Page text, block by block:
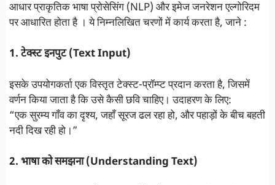
आधार प्राकृतिक भाषा प्रोसेसिंग (NLP) और इमेज जनरेशन एल्गोरिदम
पर आधारित होता है । ये निम्नलिखित चरणों में कार्य करता है, जाने :
1. टेक्स्ट इनपुट (Text Input)
इसके उपयोगकर्ता एक विस्तृत टेक्स्ट-प्रॉम्प्ट प्रदान करता है, जिसमें
वर्णन किया जाता है कि उसे कैसी छवि चाहिए। उदाहरण के लिए:
“एक सुरम्य गाँव का दृश्य, जहाँ सूरज ढल रहा हो, और पहाड़ों के बीच बहती
नदी दिख रही हो।”
2. भाषा को समझना (Understanding Text)